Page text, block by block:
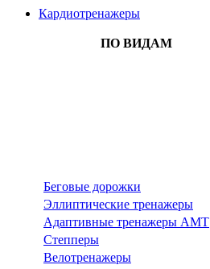
Кардиотренажеры
ПО ВИДАМ
Беговые дорожки
Эллиптические тренажеры
Адаптивные тренажеры AMT
Степперы
Велотренажеры